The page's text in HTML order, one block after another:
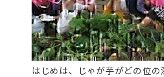
はじめは、じゃが芋がどの位